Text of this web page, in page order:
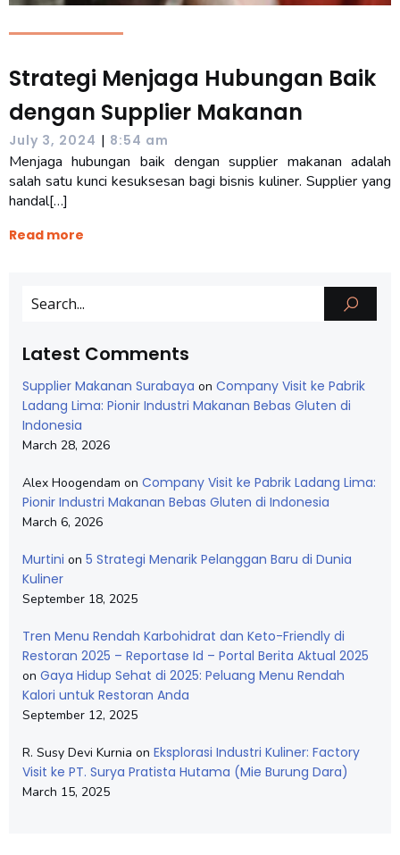
Strategi Menjaga Hubungan Baik
dengan Supplier Makanan
July 3, 2024 | 8:54 am
Menjaga hubungan baik dengan supplier makanan adalah
salah satu kunci kesuksesan bagi bisnis kuliner. Supplier yang
handal[…]
Read more
Latest Comments
Supplier Makanan Surabaya on Company Visit ke Pabrik
Ladang Lima: Pionir Industri Makanan Bebas Gluten di
Indonesia
March 28, 2026
Alex Hoogendam on Company Visit ke Pabrik Ladang Lima:
Pionir Industri Makanan Bebas Gluten di Indonesia
March 6, 2026
Murtini on 5 Strategi Menarik Pelanggan Baru di Dunia
Kuliner
September 18, 2025
Tren Menu Rendah Karbohidrat dan Keto-Friendly di
Restoran 2025 – Reportase Id – Portal Berita Aktual 2025
on Gaya Hidup Sehat di 2025: Peluang Menu Rendah
Kalori untuk Restoran Anda
September 12, 2025
R. Susy Devi Kurnia on Eksplorasi Industri Kuliner: Factory
Visit ke PT. Surya Pratista Hutama (Mie Burung Dara)
March 15, 2025